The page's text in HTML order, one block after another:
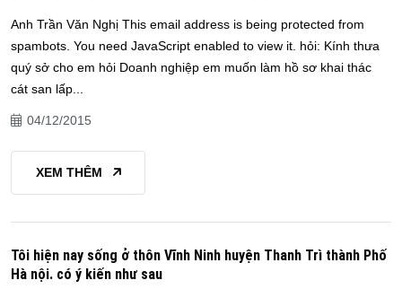
Anh Trần Văn Nghị This email address is being protected from
spambots. You need JavaScript enabled to view it. hỏi: Kính thưa
quý sở cho em hỏi Doanh nghiệp em muốn làm hồ sơ khai thác
cát san lấp...
04/12/2015
XEM THÊM
Tôi hiện nay sống ở thôn Vĩnh Ninh huyện Thanh Trì thành Phố
Hà nội. có ý kiến như sau